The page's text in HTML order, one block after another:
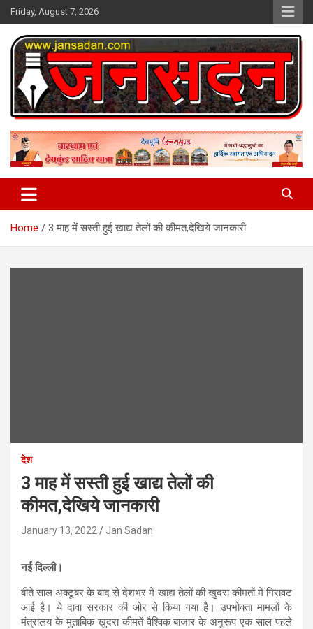
Skip
to
content
Friday, August 7, 2026
Jan Sadan
Home 3 माह में सस्ती हुई खाद्य तेलों की कीमत,देखिये जानकारी
देश
3 माह में सस्ती हुई खाद्य तेलों की
कीमत,देखिये जानकारी
January 13, 2022 Jan Sadan
नई दिल्ली।
बीते साल अक्टूबर के बाद से देशभर में खाद्य तेलों की खुदरा कीमतों में गिरावट
आई है। ये दावा सरकार की ओर से किया गया है। उपभोक्ता मामलों के
मंत्रालय के मुताबिक खुदरा कीमतें वैश्विक बाजार के अनुरूप एक साल पहले